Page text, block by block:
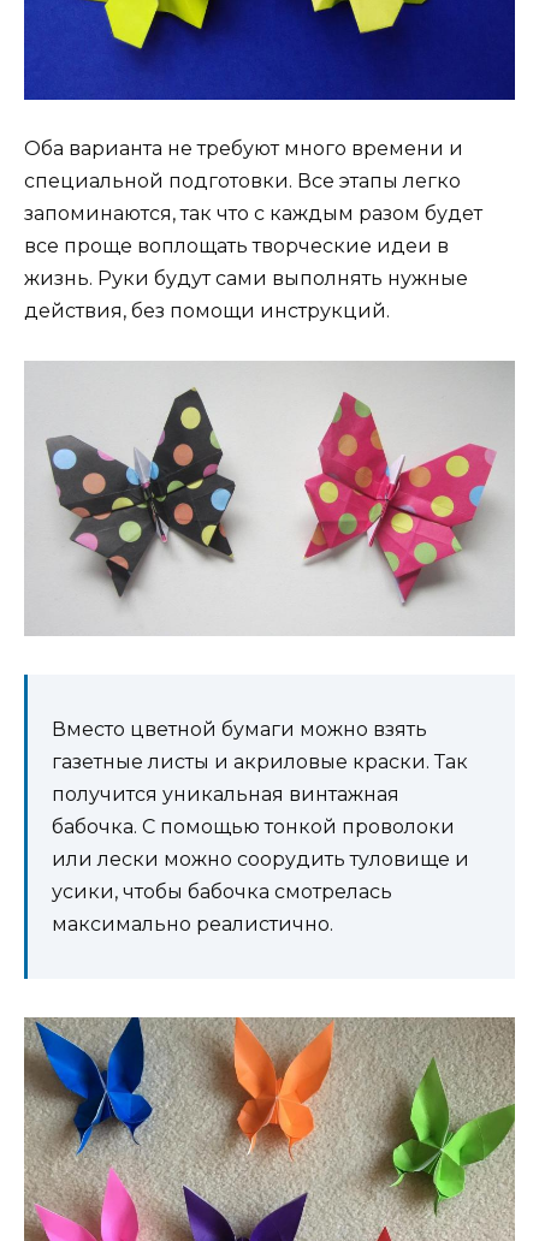
Оба варианта не требуют много времени и
специальной подготовки. Все этапы легко
запоминаются, так что с каждым разом будет
все проще воплощать творческие идеи в
жизнь. Руки будут сами выполнять нужные
действия, без помощи инструкций.
Вместо цветной бумаги можно взять
газетные листы и акриловые краски. Так
получится уникальная винтажная
бабочка. С помощью тонкой проволоки
или лески можно соорудить туловище и
усики, чтобы бабочка смотрелась
максимально реалистично.